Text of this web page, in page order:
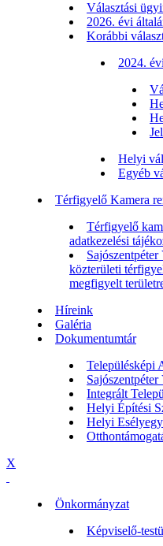
Választási
2026. évi
Korábbi
2024.
Helyi
Egyéb
Térfigyelő Kamera
Térfigyelő
adatkezelési
közterületi
megfigyelt
Híreink
Galéria
Dokumentumtár
Településképi
Integrált
Helyi Építési
Helyi
X
Önkormányzat
Képviselő-